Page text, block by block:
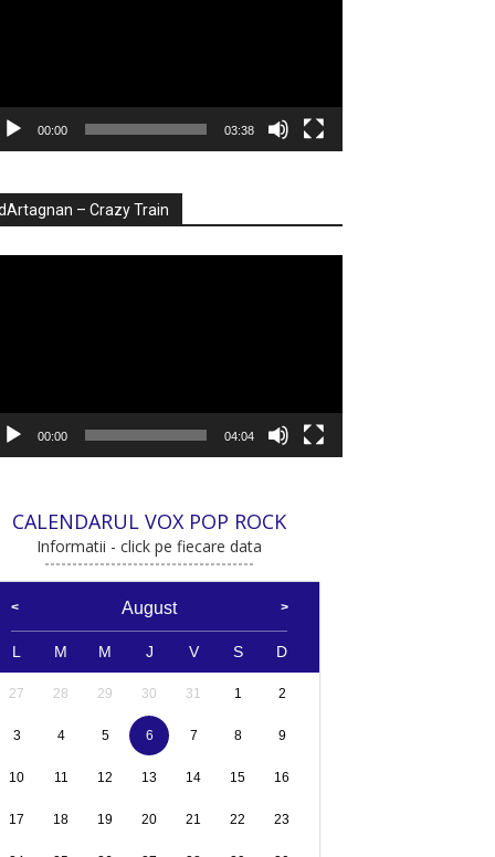
00:00 03:38
– Crazy Train
00:00 04:04
CALENDARUL VOX POP ROCK
Informatii - click pe fiecare data
August
L M M J V S D
27 28 29 30 31 1 2
3 4 5 6 7 8 9
10 11 12 13 14 15 16
17 18 19 20 21 22 23